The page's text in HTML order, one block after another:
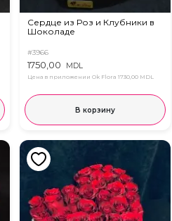
Сердце из Роз и Клубники в
Шоколаде
#3966
1750,00 MDL
Цена в приложении Ok Flora 1730,00 MDL
В корзину